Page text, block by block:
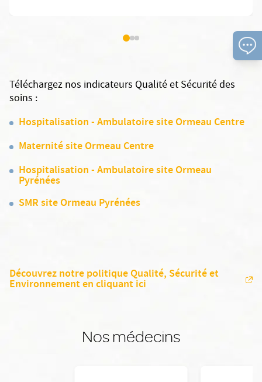
Téléchargez nos indicateurs Qualité et Sécurité des
soins :
Hospitalisation - Ambulatoire site Ormeau Centre
Maternité site Ormeau Centre
Hospitalisation - Ambulatoire site Ormeau
Pyrénées
SMR site Ormeau Pyrénées
Découvrez notre politique Qualité, Sécurité et
Environnement en cliquant ici
Nos médecins